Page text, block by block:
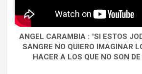
ANGEL CARAMBIA : "SI ESTOS
SANGRE NO QUIERO IMAGINAR
HACER A LOS QUE NO SON